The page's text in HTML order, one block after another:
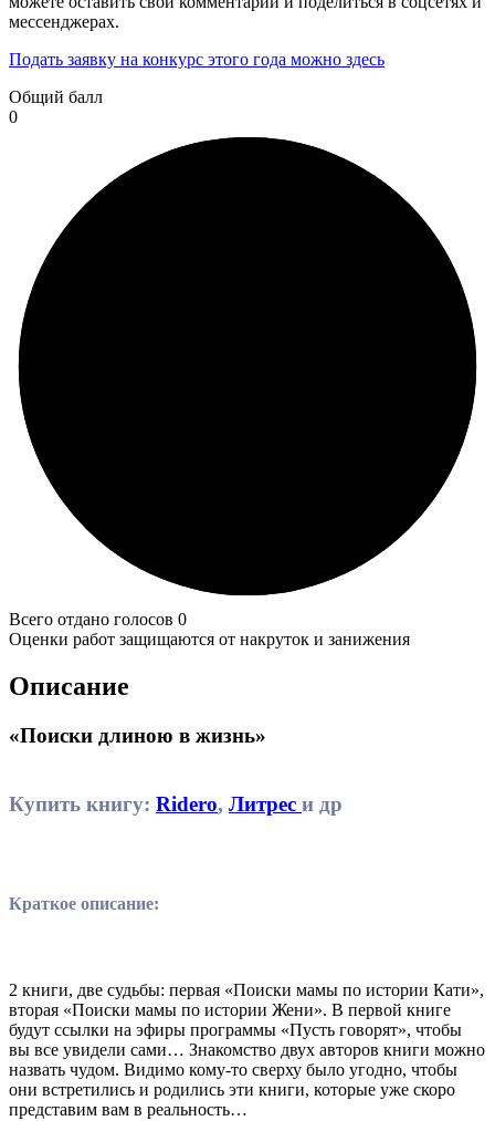
мессенджерах.
Подать заявку на конкурс этого года можно здесь
Общий балл
0
Всего отдано голосов 0
Оценки работ защищаются от накруток и занижения
Описание
«Поиски длиною в жизнь»
Купить книгу: Ridero, Литрес и др
Краткое описание:
2 книги, две судьбы: первая «Поиски мамы по истории Кати»,
вторая «Поиски мамы по истории Жени». В первой книге
будут ссылки на эфиры программы «Пусть говорят», чтобы
вы все увидели сами… Знакомство двух авторов книги можно
назвать чудом. Видимо кому-то сверху было угодно, чтобы
они встретились и родились эти книги, которые уже скоро
представим вам в реальность…